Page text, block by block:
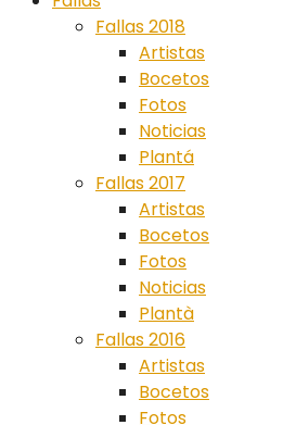
Fallas 2018
Artistas
Bocetos
Fotos
Noticias
Plantá
Fallas 2017
Artistas
Bocetos
Fotos
Noticias
Plantà
Fallas 2016
Artistas
Bocetos
Fotos